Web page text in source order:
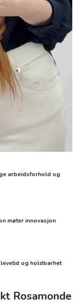
arbeidsforhold og
møter innovasjon
og holdbarhet
Rosamonde